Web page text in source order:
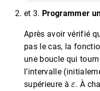
et 3. Programmer
Après avoir vérifié
pas le cas, la
une boucle qui
l’intervalle
supérieure à
ε
. À